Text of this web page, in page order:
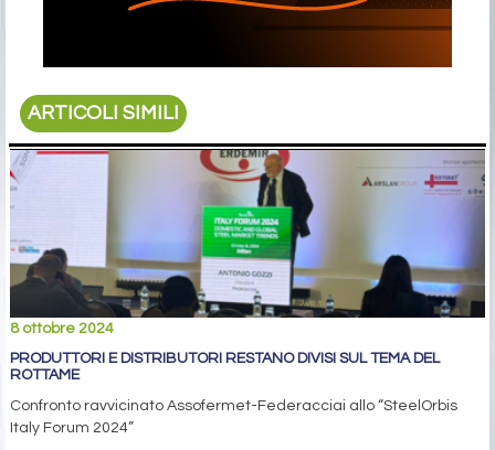
ARTICOLI SIMILI
8 ottobre 2024
PRODUTTORI E DISTRIBUTORI RESTANO DIVISI SUL TEMA DEL
ROTTAME
Confronto ravvicinato Assofermet-Federacciai allo “SteelOrbis
Italy Forum 2024”